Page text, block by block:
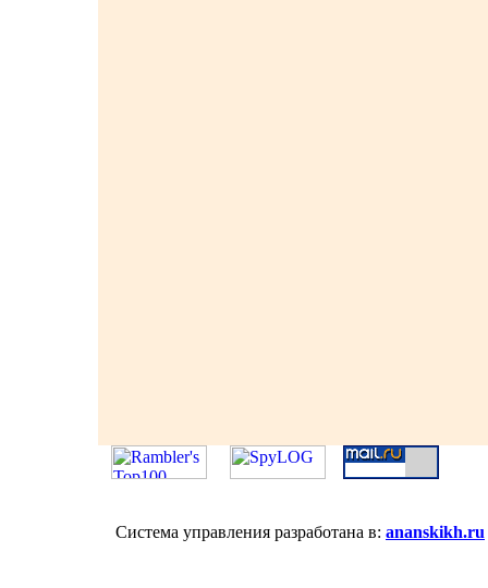
Система управления разработана в: ananskikh.ru